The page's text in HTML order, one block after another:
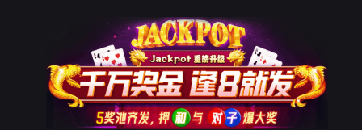
威尼斯(中国)2939